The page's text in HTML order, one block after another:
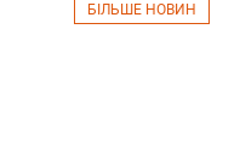
БІЛЬШЕ НОВИН